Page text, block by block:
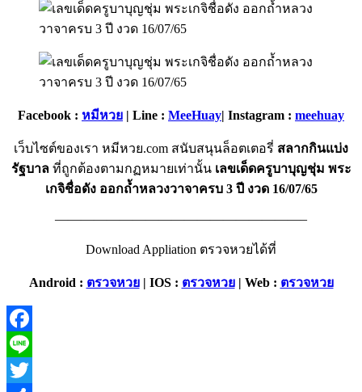
Facebook : หมีหวย | Line : MeeHuay| Instagram : meehuay
เว็บไซต์ของเรา หมีหวย.com สนับสนุนล็อตเตอรี่ สลากกินแบ่ง
รัฐบาล ที่ถูกต้องตามกฏหมายเท่านั้น เลขเด็ดครูบาบุญชุ่ม พระ
เกจิชื่อดัง ออกถ้ำหลวงวาจาครบ 3 ปี งวด 16/07/65
———————————————————–
Download Appliation ตรวจหวยได้ที่
Android : ตรวจหวย| IOS : ตรวจหวย| Web : ตรวจหวย
Facebook
Line